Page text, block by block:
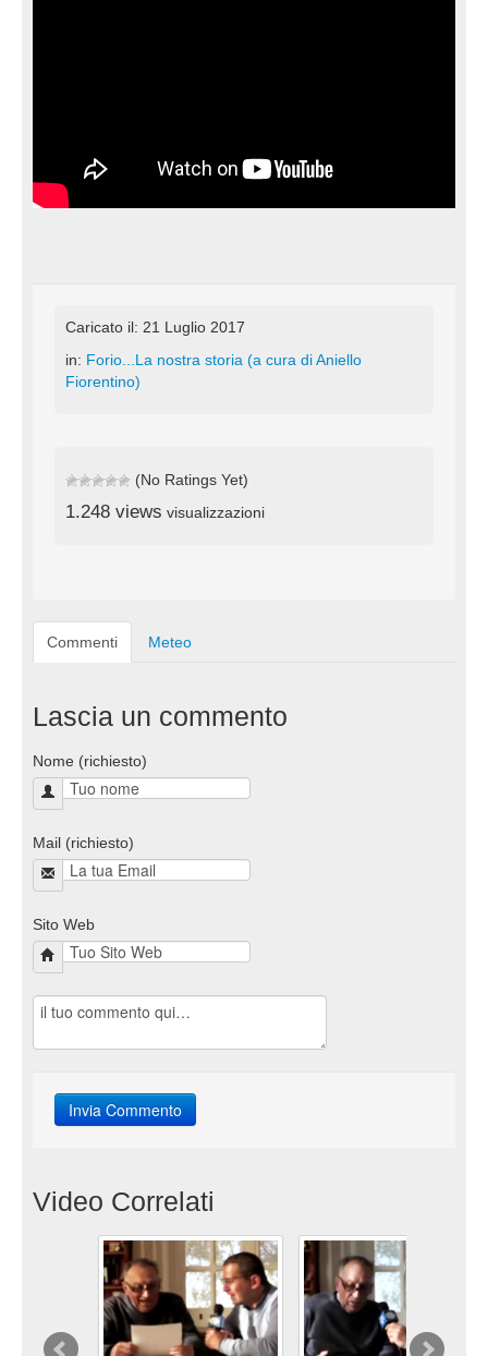
Caricato il: 21 Luglio 2017
in: Forio...La nostra storia (a cura di Aniello
Fiorentino)
(No Ratings Yet)
1.248 views visualizzazioni
Commenti Meteo
Lascia un commento
Nome (richiesto)
Mail (richiesto)
Sito Web
Video Correlati